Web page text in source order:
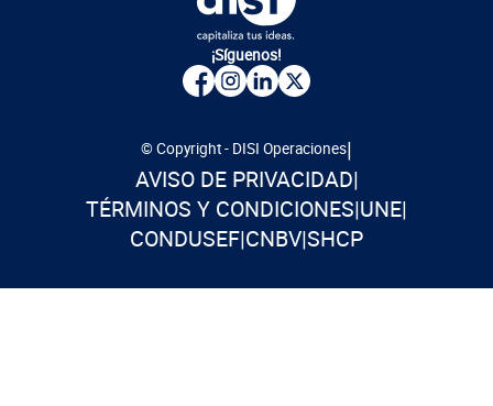
¡Síguenos!
© Copyright - DISI Operaciones|
AVISO DE PRIVACIDAD|
TÉRMINOS Y CONDICIONES|UNE|
CONDUSEF|CNBV|SHCP